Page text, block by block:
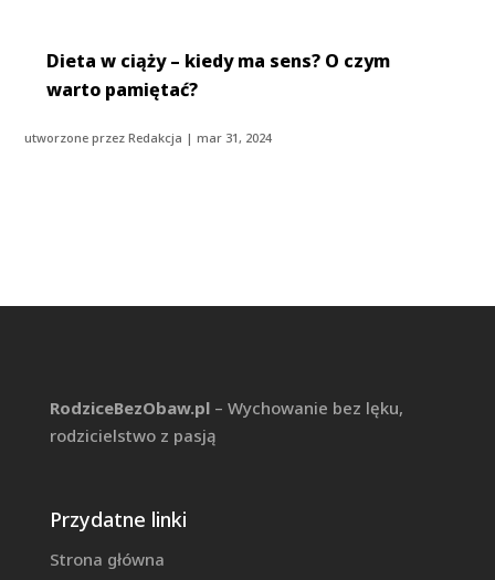
Dieta w ciąży – kiedy ma sens? O czym
warto pamiętać?
utworzone przezRedakcja |mar 31, 2024
RodziceBezObaw.pl– Wychowanie bez lęku,
rodzicielstwo z pasją
Przydatne linki
Strona główna